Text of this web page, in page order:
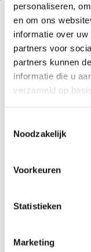
personaliseren,
en om ons
informatie over
partners voor
partners kunnen
informatie die u
verzameld op
Noodzakelijk
Voorkeuren
Statistieken
Marketing
Wat is het
Initialen en
Postcode (vul in als